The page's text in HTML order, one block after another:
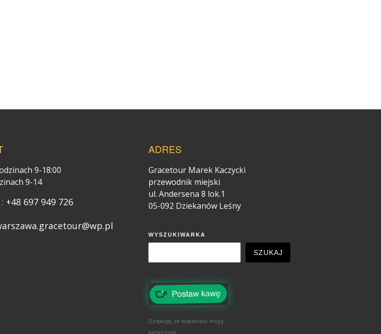
9-18:00
9-14
+48 697 949 726
ADRES
Gracetour Marek Kaczycki
przewodnik miejski
ul. Andersena 8 lok.1
05-092 Dziekanów Leśny
WYSZUKIWARKA
SZUKAJ
Dziękuję, że wspierasz moją
twórczość